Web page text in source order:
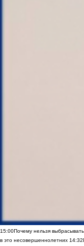
15:00Почему нельзя
в это несовершеннолетних 14:32